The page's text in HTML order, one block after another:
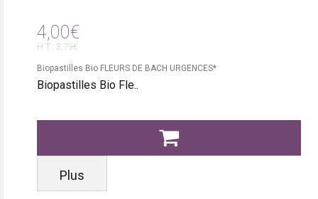
4,00€
H.T : 3,79€
Biopastilles Bio FLEURS DE BACH URGENCES*
Biopastilles Bio Fle..
Plus